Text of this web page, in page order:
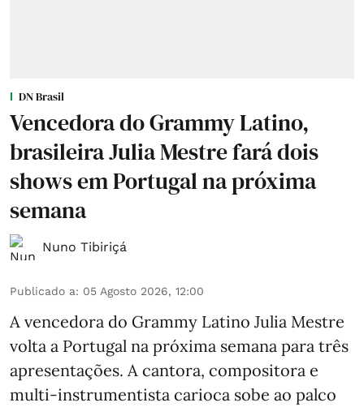
DN Brasil
Vencedora do Grammy Latino,
brasileira Julia Mestre fará dois
shows em Portugal na próxima
semana
Nuno Tibiriçá
Publicado a: 05 Agosto 2026, 12:00
A vencedora do Grammy Latino Julia Mestre
volta a Portugal na próxima semana para três
apresentações. A cantora, compositora e
multi-instrumentista carioca sobe ao palco